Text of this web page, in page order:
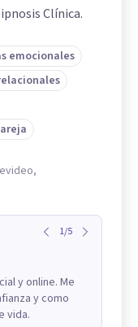
Clínica.
emocionales
1/5
y online. Me
y como
vida.